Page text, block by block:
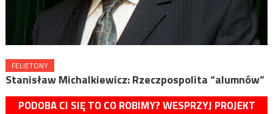
FELIETONY
Stanisław Michalkiewicz: Rzeczpospolita “alumnów”
PODOBA CI SIĘ TO CO ROBIMY? WESPRZYJ PROJEKT